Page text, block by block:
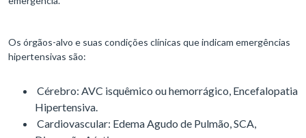
Os órgãos-alvo e suas condições clínicas que indicam emergências
hipertensivas são:
Cérebro: AVC isquêmico ou hemorrágico, Encefalopatia
Hipertensiva.
Cardiovascular: Edema Agudo de Pulmão, SCA,